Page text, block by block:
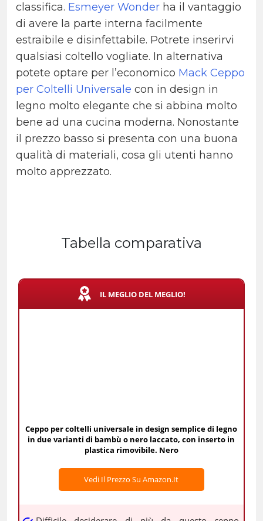
classifica. Esmeyer Wonder ha il vantaggio
di avere la parte interna facilmente
estraibile e disinfettabile. Potrete inserirvi
qualsiasi coltello vogliate. In alternativa
potete optare per l’economico Mack Ceppo
per Coltelli Universale con in design in
legno molto elegante che si abbina molto
bene ad una cucina moderna. Nonostante
il prezzo basso si presenta con una buona
qualità di materiali, cosa gli utenti hanno
molto apprezzato.
Tabella comparativa
IL MEGLIO DEL MEGLIO!
Ceppo per coltelli universale in design semplice di legno
in due varianti di bambù o nero laccato, con inserto in
plastica rimovibile. Nero
Vedi Il Prezzo Su Amazon.it